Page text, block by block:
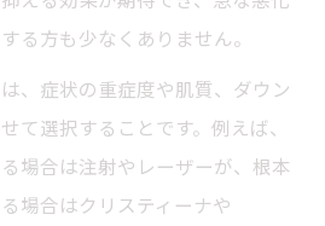
る方も少なくありません。
、症状の重症度や肌質、ダウン
て選択することです。例えば、
場合は注射やレーザーが、根本
場合はクリスティーナや